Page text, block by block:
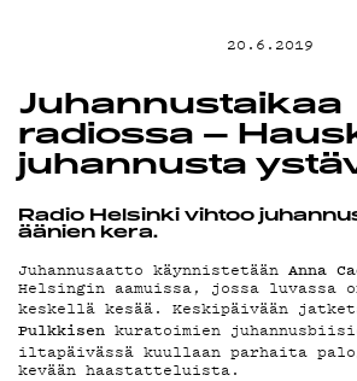
TEKIJÄT
ON-
20.6.2019
Juhannustaikaa
radiossa –
juhannusta
Radio Helsinki vihtoo
äänien kera.
Juhannusaatto käynnistetään Anna
Helsingin aamuissa, jossa luvassa
keskellä kesää. Keskipäivään
Pulkkisen kuratoimien
iltapäivässä kuullaan parhaita
kevään haastatteluista.